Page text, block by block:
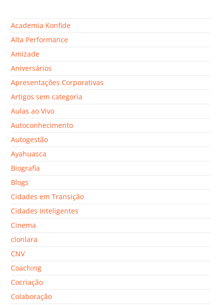
Academia Konfide
Alta Performance
Amizade
Aniversários
Apresentações Corporativas
Artigos sem categoria
Aulas ao Vivo
Autoconhecimento
Autogestão
Ayahuasca
Biografia
Blogs
Cidades em Transição
Cidades Inteligentes
Cinema
clonlara
CNV
Coaching
Cocriação
Colaboração